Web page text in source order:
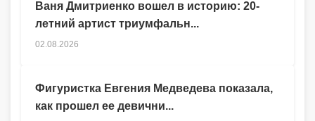
Ваня Дмитриенко вошел в историю: 20-
летний артист триумфальн...
02.08.2026
Фигуристка Евгения Медведева показала,
как прошел ее девични...